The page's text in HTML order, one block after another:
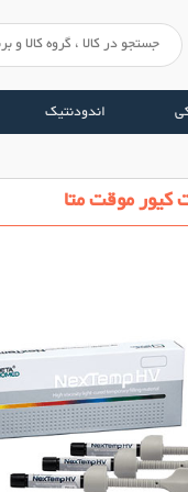
اندودنتیک
کیور موقت متا